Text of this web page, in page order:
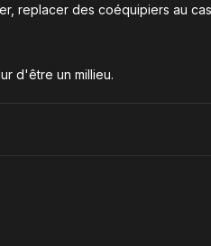
replacer des coéquipiers au
d'être un millieu.